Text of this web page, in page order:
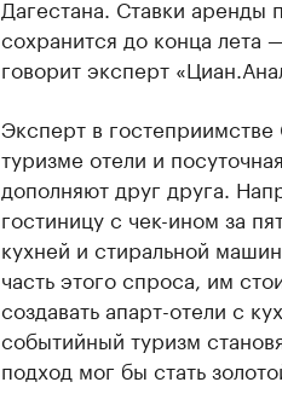
Дагестана. Ставки аренды
сохранится до конца лета
говорит эксперт
Эксперт в
туризме отели и
дополняют друг друга.
гостиницу с чек-ином за
кухней и стиральной
часть этого спроса, им
создавать апарт-отели с
событийный туризм
подход мог бы стать